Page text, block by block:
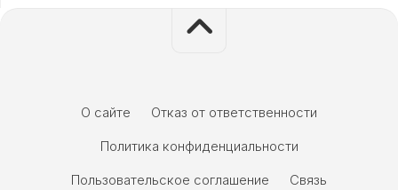
О сайте
Отказ от ответственности
Политика конфиденциальности
Пользовательское соглашение
Связь